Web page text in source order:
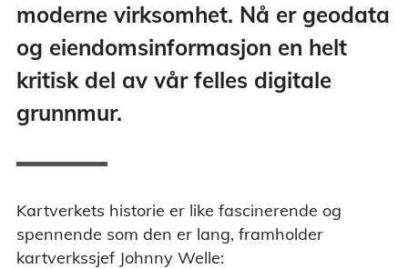
moderne virksomhet. Nå er geodata
og eiendomsinformasjon en helt
kritisk del av vår felles digitale
grunnmur.
Kartverkets historie er like fascinerende og
spennende som den er lang, framholder
kartverkssjef Johnny Welle: